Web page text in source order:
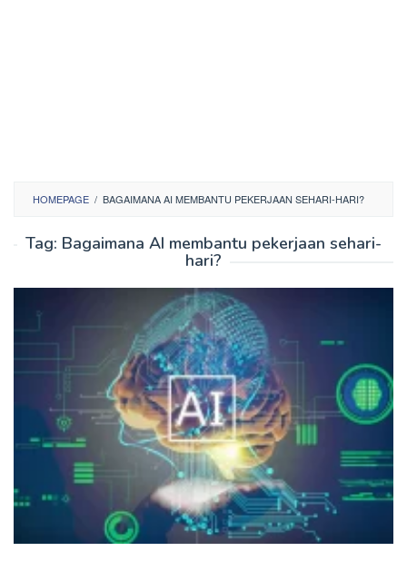
HOMEPAGE / BAGAIMANA AI MEMBANTU PEKERJAAN SEHARI-HARI?
Tag: Bagaimana AI membantu pekerjaan sehari-
hari?